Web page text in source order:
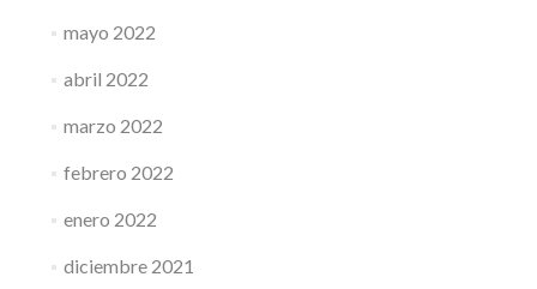
mayo 2022
abril 2022
marzo 2022
febrero 2022
enero 2022
diciembre 2021